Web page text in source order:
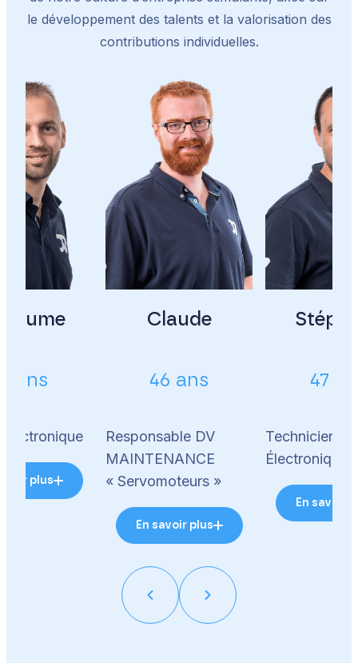
le développement des talents et la valorisation des
contributions individuelles.
ans
plus
Claude
46 ans
Responsable DV
MAINTENANCE
« Servomoteurs »
En savoir plus
47
Technicien
Électronique
En savoir